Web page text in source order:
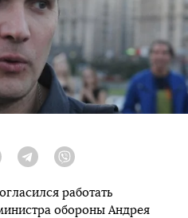
Twitter Telegram
работать
обороны Андрея